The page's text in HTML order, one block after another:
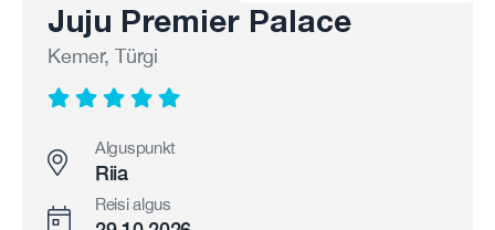
Juju Premier Palace
Kemer, Türgi
Alguspunkt
Riia
Reisi algus